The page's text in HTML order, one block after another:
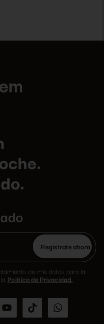
Por
favor,
deja
este
vacío.
de mis datos para la
Política de Privacidad.